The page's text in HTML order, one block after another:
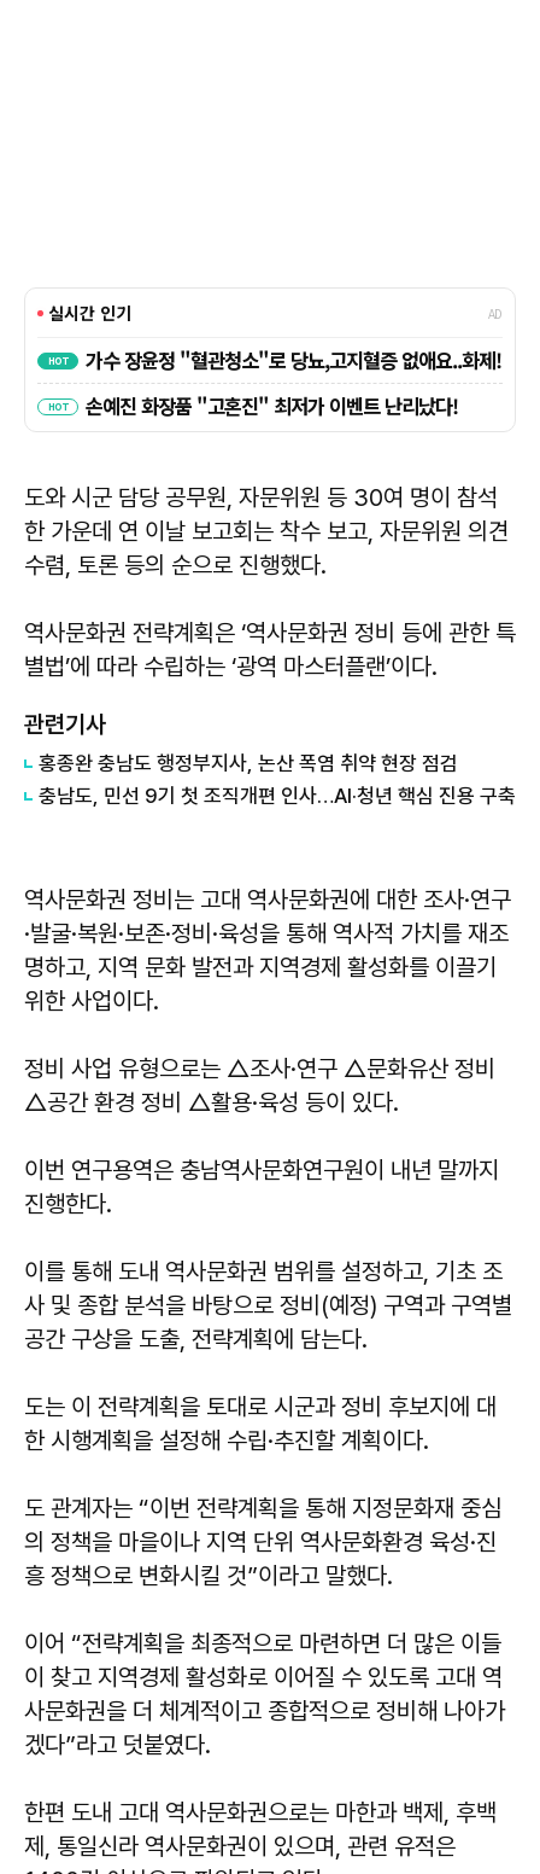
도와 시군 담당 공무원, 자문위원 등 30여 명이 참석
한 가운데 연 이날 보고회는 착수 보고, 자문위원 의견
수렴, 토론 등의 순으로 진행했다.
역사문화권 전략계획은 ‘역사문화권 정비 등에 관한 특
별법’에 따라 수립하는 ‘광역 마스터플랜’이다.
관련기사
홍종완 충남도 행정부지사, 논산 폭염 취약 현장 점검
충남도, 민선 9기 첫 조직개편 인사…AI·청년 핵심 진용 구축
역사문화권 정비는 고대 역사문화권에 대한 조사·연구
·발굴·복원·보존·정비·육성을 통해 역사적 가치를 재조
명하고, 지역 문화 발전과 지역경제 활성화를 이끌기
위한 사업이다.
정비 사업 유형으로는 △조사·연구 △문화유산 정비
△공간 환경 정비 △활용·육성 등이 있다.
이번 연구용역은 충남역사문화연구원이 내년 말까지
진행한다.
이를 통해 도내 역사문화권 범위를 설정하고, 기초 조
사 및 종합 분석을 바탕으로 정비(예정) 구역과 구역별
공간 구상을 도출, 전략계획에 담는다.
도는 이 전략계획을 토대로 시군과 정비 후보지에 대
한 시행계획을 설정해 수립·추진할 계획이다.
도 관계자는 “이번 전략계획을 통해 지정문화재 중심
의 정책을 마을이나 지역 단위 역사문화환경 육성·진
흥 정책으로 변화시킬 것”이라고 말했다.
이어 “전략계획을 최종적으로 마련하면 더 많은 이들
이 찾고 지역경제 활성화로 이어질 수 있도록 고대 역
사문화권을 더 체계적이고 종합적으로 정비해 나아가
겠다”라고 덧붙였다.
한편 도내 고대 역사문화권으로는 마한과 백제, 후백
제, 통일신라 역사문화권이 있으며, 관련 유적은